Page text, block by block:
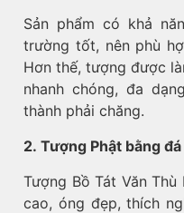
Sản phẩm có khả
trường tốt, nên phù
Hơn thế, tượng được
nhanh chóng, đa
thành phải chăng.
2. Tượng Phật bằng đá
Tượng Bồ Tát Văn
cao, óng đẹp, thích